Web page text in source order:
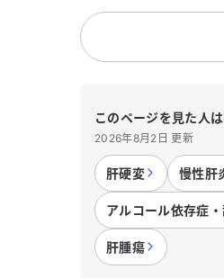
このページを見た人
2026年8月2日 更新
肝硬変 慢性肝
アルコール依存症
肝腫瘍